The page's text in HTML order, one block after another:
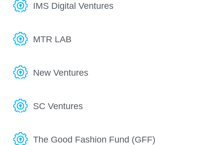
IMS Digital Ventures
MTR LAB
New Ventures
SC Ventures
The Good Fashion Fund (GFF)